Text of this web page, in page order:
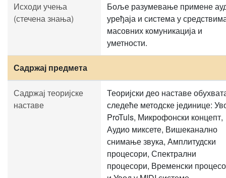
Исходи учења
(стечена знања)
Боље разумевање примене
уређаја и система у
масовних комуникација и
уметности.
Садржај предмета
Садржај теоријске
наставе
Теоријски део наставе
следеће методске јединице:
ProTuls, Микрофонски концепт,
Аудио миксете, Вишеканално
снимање звука, Амплитудски
процесори, Спектрални
процесори, Временски